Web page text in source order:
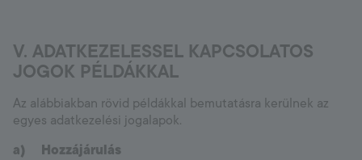
V. ADATKEZELESSEL KAPCSOLATOS
JOGOK PÉLDÁKKAL
Az alábbiakban rövid példákkal bemutatásra kerülnek az
egyes adatkezelési jogalapok.
a) Hozzájárulás